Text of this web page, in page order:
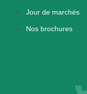
Jour de marchés
Nos brochures